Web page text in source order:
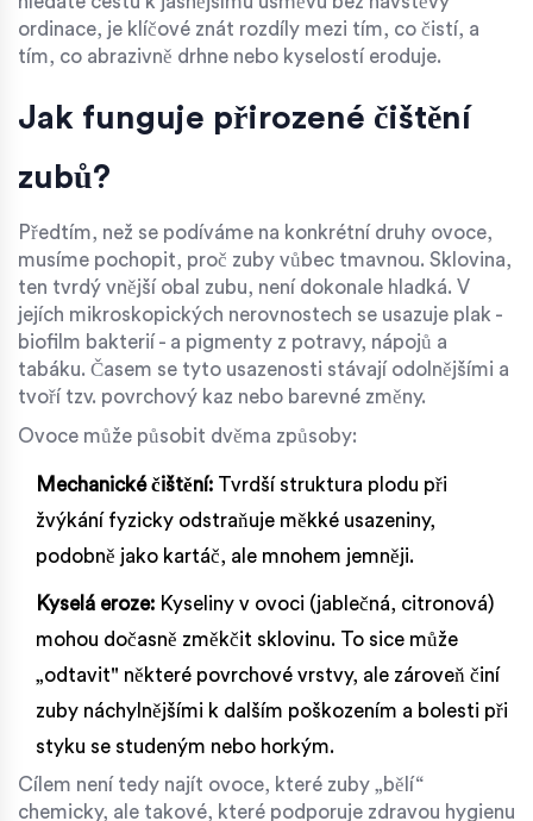
ordinace, je klíčové znát rozdíly mezi tím, co čistí, a
tím, co abrazivně drhne nebo kyselostí eroduje.
Jak funguje přirozené čištění
zubů?
Předtím, než se podíváme na konkrétní druhy ovoce,
musíme pochopit, proč zuby vůbec tmavnou. Sklovina,
ten tvrdý vnější obal zubu, není dokonale hladká. V
jejích mikroskopických nerovnostech se usazuje plak -
biofilm bakterií - a pigmenty z potravy, nápojů a
tabáku. Časem se tyto usazenosti stávají odolnějšími a
tvoří tzv. povrchový kaz nebo barevné změny.
Ovoce může působit dvěma způsoby:
Mechanické čištění: Tvrdší struktura plodu při
žvýkání fyzicky odstraňuje měkké usazeniny,
podobně jako kartáč, ale mnohem jemněji.
Kyselá eroze: Kyseliny v ovoci (jablečná, citronová)
mohou dočasně změkčit sklovinu. To sice může
„odtavit" některé povrchové vrstvy, ale zároveň činí
zuby náchylnějšími k dalším poškozením a bolesti při
styku se studeným nebo horkým.
Cílem není tedy najít ovoce, které zuby „bělí“
chemicky, ale takové, které podporuje zdravou hygienu